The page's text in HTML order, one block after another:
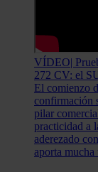
VÍDEO|
272 CV: el
El comienzo
confirmación
pilar
practicidad a
aderezado
aporta